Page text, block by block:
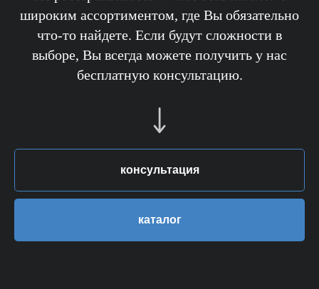
широким ассортиментом, где Вы обязательно
что-то найдете. Если будут сложности в
выборе, Вы всегда можете получить у нас
бесплатную консультацию.
консультация
каталог